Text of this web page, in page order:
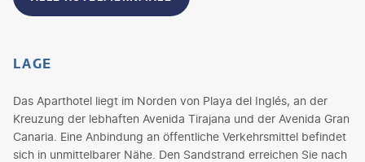
LAGE
Das Aparthotel liegt im Norden von Playa del Inglés, an der
Kreuzung der lebhaften Avenida Tirajana und der Avenida Gran
Canaria. Eine Anbindung an öffentliche Verkehrsmittel befindet
sich in unmittelbarer Nähe. Den Sandstrand erreichen Sie nach